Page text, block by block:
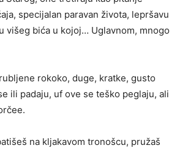
specijalan paravan života, lepršavu
višeg bića u kojoj… Uglavnom, mnogo
rokoko, duge, kratke, gusto
ili padaju, uf ove se teško peglaju, ali
na kljakavom tronošcu, pružaš